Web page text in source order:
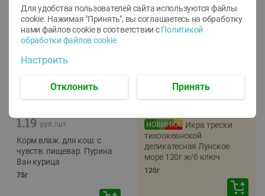
1.19 руб./шт
Корм влаж. для кош. с
чувств. пищевар. Пурина
Ван курица
75г
Икра трески
тихоокеанской
деликатесная Лунское
море 120г ж/б ключ
120г
Для удобства пользователей сайта используются файлы
cookie. Нажимая "Принять", вы соглашаетесь на обработку
нами файлов cookie в соответствии с Политикой
обработки файлов cookie
Настроить
Отклонить Принять